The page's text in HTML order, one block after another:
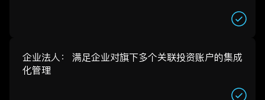
企业法人： 满足企业对旗下多个关联投资账户的集成
化管理